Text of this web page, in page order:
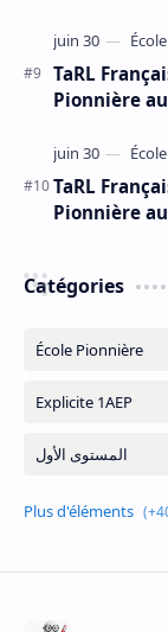
TaRL
Pionnière
TaRL
Pionnière
Catégories